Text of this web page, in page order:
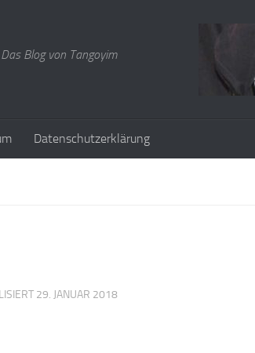
Das Blog von Tangoyim
Datenschutzerklärung
29. JANUAR 2018